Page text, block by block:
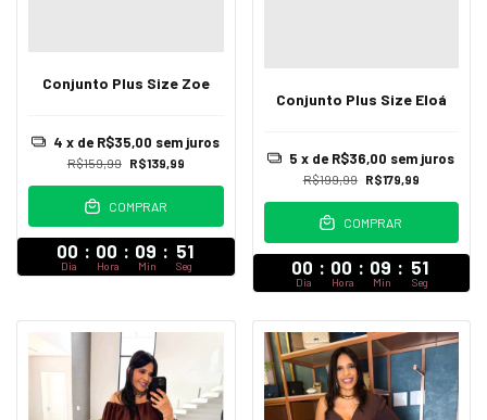
Conjunto Plus Size Zoe
R$159,99 R$139,99
4 x de R$35,00 sem juros
COMPRAR
00 : 00 : 09 : 47
Dia Hora Min Seg
Conjunto Plus Size Eloá
R$199,99 R$179,99
5 x de R$36,00 sem juros
COMPRAR
00 : 00 : 09 : 47
Dia Hora Min Seg